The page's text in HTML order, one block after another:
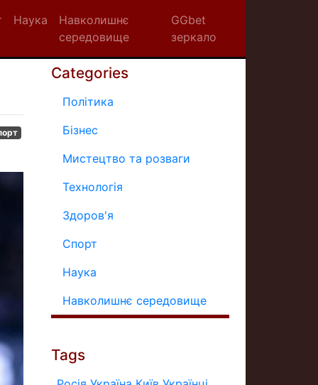
Наука
Навколишнє
середовище
GGbet
зеркало
Categories
Політика
Бізнес
Мистецтво та розваги
Технологія
Здоров'я
Спорт
Наука
Навколишнє середовище
Tags